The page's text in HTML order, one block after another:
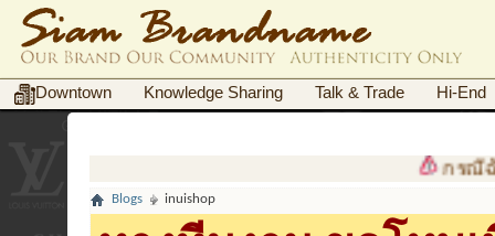
Downtown Knowledge Sharing Talk & Trade Hi-End
กรณีฉ้อโ
Blogs inuishop